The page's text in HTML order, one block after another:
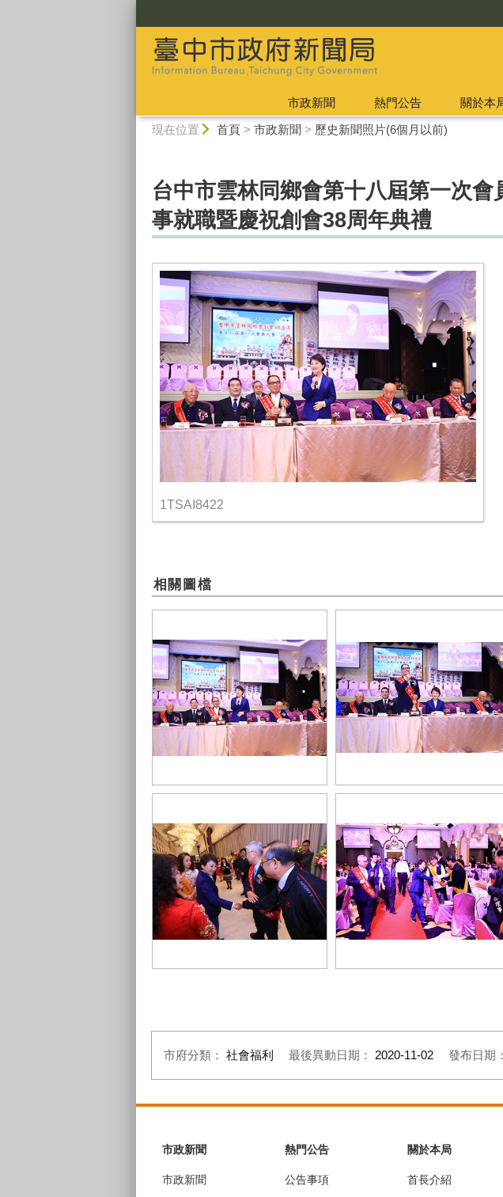
市政新聞 熱門公告 關於本
現在位置 首頁> 市政新聞 > 歷史新聞照片(6個月以前)
台中市雲林同鄉會第十八屆第一次
事就職暨慶祝創會38周年典禮
1TSAI8422
相關圖檔
1TSAI8422 TSAI8449
市府分類： 社會福利 最後異動日期： 2020-11-02 發布日期
市政新聞
市政新聞
熱門公告
公告事項
關於本局
首長介紹